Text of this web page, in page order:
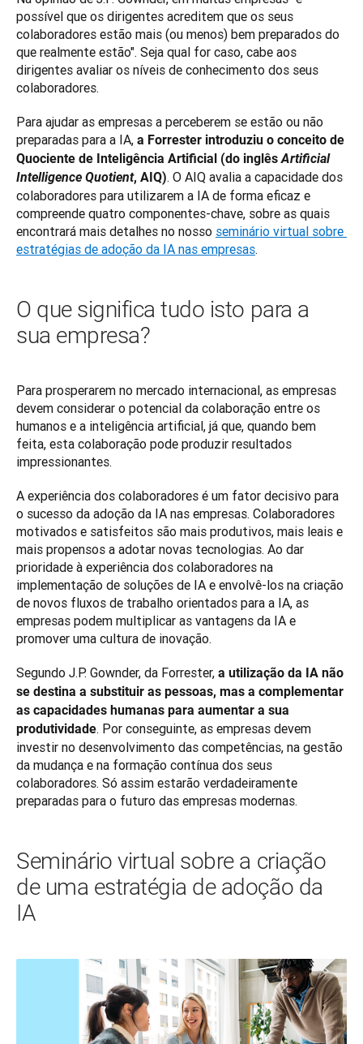
possível que os dirigentes acreditem que os seus
colaboradores estão mais (ou menos) bem preparados do
que realmente estão". Seja qual for caso, cabe aos
dirigentes avaliar os níveis de conhecimento dos seus
colaboradores.
Para ajudar as empresas a perceberem se estão ou não
preparadas para a IA, a Forrester introduziu o conceito de
Quociente de Inteligência Artificial (do inglês Artificial
Intelligence Quotient, AIQ). O AIQ avalia a capacidade dos
colaboradores para utilizarem a IA de forma eficaz e
compreende quatro componentes-chave, sobre as quais
encontrará mais detalhes no nosso seminário virtual sobre
estratégias de adoção da IA nas empresas.
O que significa tudo isto para a
sua empresa?
Para prosperarem no mercado internacional, as empresas
devem considerar o potencial da colaboração entre os
humanos e a inteligência artificial, já que, quando bem
feita, esta colaboração pode produzir resultados
impressionantes.
A experiência dos colaboradores é um fator decisivo para
o sucesso da adoção da IA nas empresas. Colaboradores
motivados e satisfeitos são mais produtivos, mais leais e
mais propensos a adotar novas tecnologias. Ao dar
prioridade à experiência dos colaboradores na
implementação de soluções de IA e envolvê-los na criação
de novos fluxos de trabalho orientados para a IA, as
empresas podem multiplicar as vantagens da IA e
promover uma cultura de inovação.
Segundo J.P. Gownder, da Forrester, a utilização da IA não
se destina a substituir as pessoas, mas a complementar
as capacidades humanas para aumentar a sua
produtividade. Por conseguinte, as empresas devem
investir no desenvolvimento das competências, na gestão
da mudança e na formação contínua dos seus
colaboradores. Só assim estarão verdadeiramente
preparadas para o futuro das empresas modernas.
Seminário virtual sobre a criação
de uma estratégia de adoção da
IA